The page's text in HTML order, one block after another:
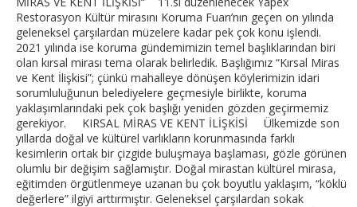
Restorasyon Kültür mirasını Koruma Fuarı’nın geçen on yılında
geleneksel çarşılardan müzelere kadar pek çok konu işlendi.
2021 yılında ise koruma gündemimizin temel başlıklarından biri
olan kırsal mirası tema olarak belirledik. Başlığımız “Kırsal Miras
ve Kent İlişkisi”; çünkü mahalleye dönüşen köylerimizin idari
sorumluluğunun belediyelere geçmesiyle birlikte, koruma
yaklaşımlarındaki pek çok başlığı yeniden gözden geçirmemiz
gerekiyor. KIRSAL MİRAS VE KENT İLİŞKİSİ Ülkemizde son
yıllarda doğal ve kültürel varlıkların korunmasında farklı
kesimlerin ortak bir çizgide buluşmaya başlaması, gözle görünen
olumlu bir değişim sağlamıştır. Doğal mirastan kültürel mirasa,
eğitimden örgütlenmeye uzanan bu çok boyutlu yaklaşım, “köklü
değerlere” ilgiyi arttırmıştır. Geleneksel çarşılardan sokak